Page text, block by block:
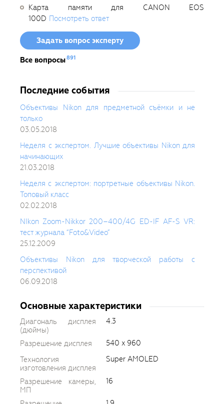
Карта памяти для CANON EOS
100D Посмотреть ответ
Задать вопрос эксперту
Все вопросы891
Последние события
Объективы Nikon для предметной съёмки и не
только
03.05.2018
Неделя с экспертом. Лучшие объективы Nikon для
начинающих
21.03.2018
Неделя с экспертом: портретные объективы Nikon.
Топовый класс
02.02.2018
NIkon Zoom-Nikkor 200–400/4G ED-IF AF-S VR:
тест журнала “Foto&Video”
25.12.2009
Объективы Nikon для творческой работы с
перспективой
06.09.2018
Основные характеристики
Диагональ дисплея
(дюймы)
4.3
Разрешение дисплея
540 x 960
Технология
изготовления дисплея
Super AMOLED
Разрешение камеры,
МП
16